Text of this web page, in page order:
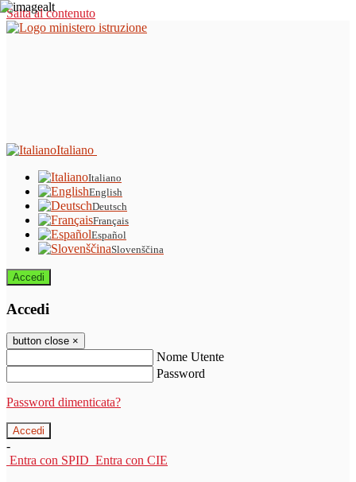
Salta al contenuto
Italiano
Italiano
English
Deutsch
Français
Español
Slovenščina
Accedi
Accedi
button close ×
Nome Utente
Password
Password dimenticata?
-
Entra con SPID Entra con CIE